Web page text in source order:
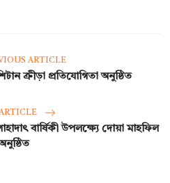
ARTICLE
ক্রীড়া প্রতিযোগিতা অনুষ্ঠিত
বার্ষিকী উপলক্ষ্যে দোয়া মাহফিল